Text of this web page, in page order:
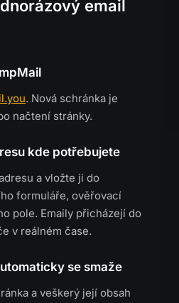
email
. Nová schránka je
načtení stránky.
kde potřebujete
a vložte ji do
formuláře, ověřovací
pole. Emaily přicházejí do
v reálném čase.
se smaže
a veškerý její obsah